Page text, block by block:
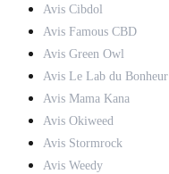
Avis Cibdol
Avis Famous CBD
Avis Green Owl
Avis Le Lab du Bonheur
Avis Mama Kana
Avis Okiweed
Avis Stormrock
Avis Weedy